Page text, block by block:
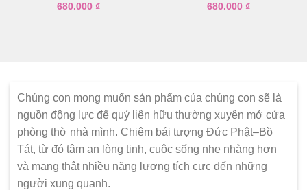
680.000 ₫
680.000 ₫
Chúng con mong muốn sản phẩm của chúng con sẽ là
nguồn động lực để quý liên hữu thường xuyên mở cửa
phòng thờ nhà mình. Chiêm bái tượng Đức Phật–Bồ
Tát, từ đó tâm an lòng tịnh, cuộc sống nhẹ nhàng hơn
và mang thật nhiều năng lượng tích cực đến những
người xung quanh.